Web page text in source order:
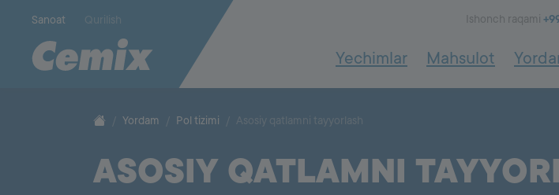
Sanoat Qurilish Ishonch raqami
Yechimlar Mahsulot
G'isht va beton ishlari Fasad ishlari
Qoplama ostidagi gidroizolyatsiya
Qoplama yelimlari
Yordam Pol tizimi Asosiy qatlamni tayyorlash
ASOSIY QATLAMNI